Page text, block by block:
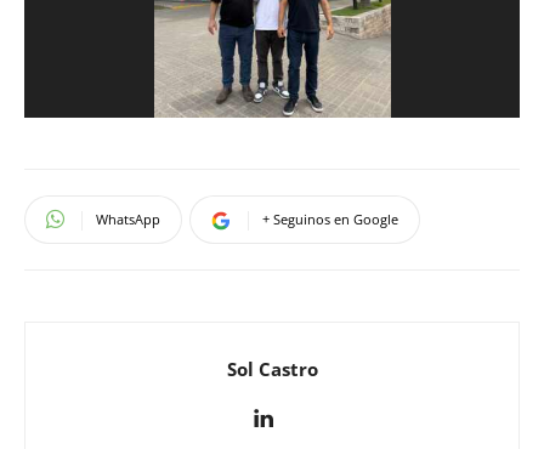
WhatsApp + Seguinos en Google
Sol Castro